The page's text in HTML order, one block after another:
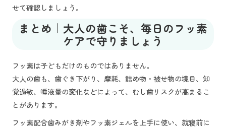
せて確認しましょう。
まとめ｜大人の歯こそ、毎日のフッ素
ケアで守りましょう
フッ素は子どもだけのものではありません。
大人の歯も、歯ぐき下がり、摩耗、詰め物・被せ物の境目、知
覚過敏、唾液量の変化などによって、むし歯リスクが高まるこ
とがあります。
フッ素配合歯みがき剤やフッ素ジェルを上手に使い、就寝前に